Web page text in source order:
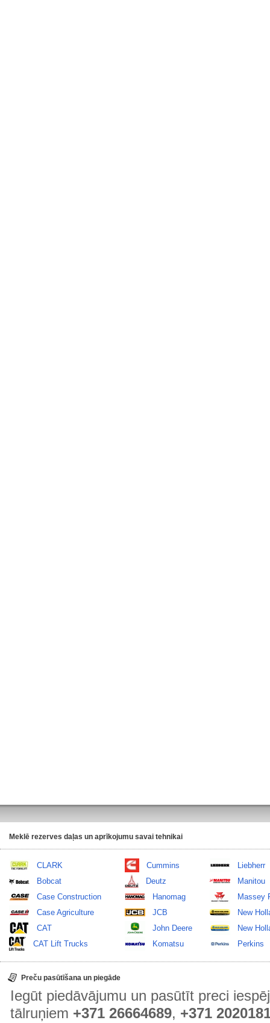
Meklē rezerves daļas un aprīkojumu savai tehnikai
CLARK
Bobcat
Case Construction
Case Agriculture
CAT
CAT Lift Trucks
Cummins
Deutz
Hanomag
JCB
John Deere
Komatsu
Liebherr
Manitou
Massey
New
New
Perkins
Preču pasūtīšana un piegāde
Iegūt piedāvājumu un pasūtīt preci
tālruņiem +371 26664689, +371